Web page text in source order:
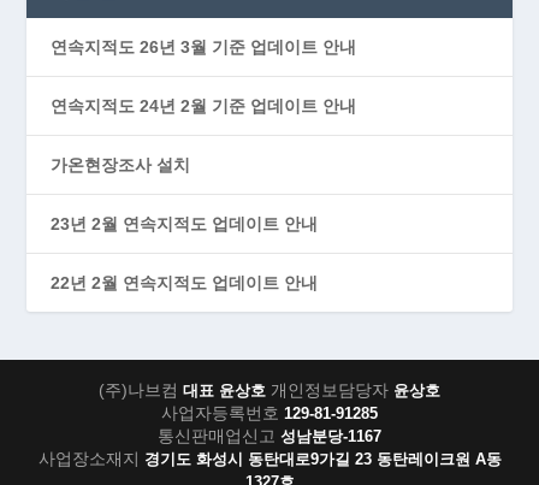
연속지적도 26년 3월 기준 업데이트 안내
연속지적도 24년 2월 기준 업데이트 안내
가온현장조사 설치
23년 2월 연속지적도 업데이트 안내
22년 2월 연속지적도 업데이트 안내
(주)나브컴 대표 윤상호 개인정보담당자 윤상호
사업자등록번호 129-81-91285
통신판매업신고 성남분당-1167
사업장소재지 경기도 화성시 동탄대로9가길 23 동탄레이크원 A동